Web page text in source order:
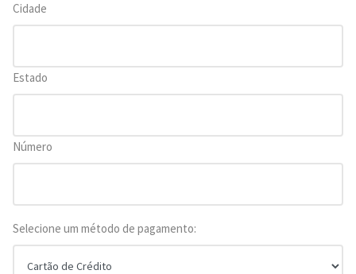
Cidade
Estado
Número
Selecione um método de pagamento: